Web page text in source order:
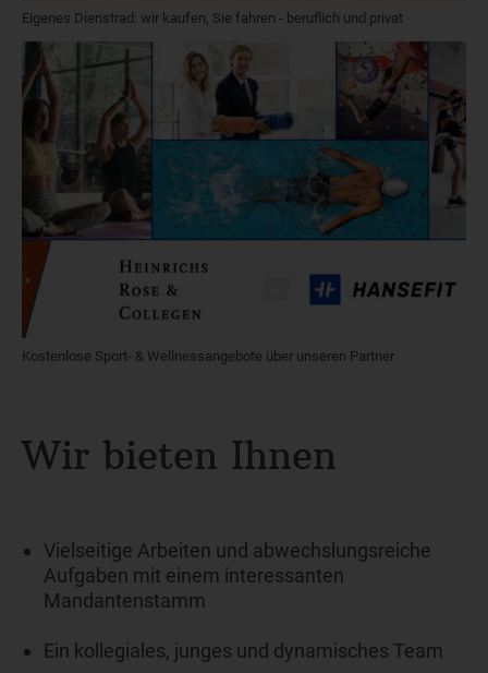
Eigenes Dienstrad: wir kaufen, Sie fahren - beruflich und privat
Kostenlose Sport- & Wellnessangebote über unseren Partner
Wir bieten Ihnen
Vielseitige Arbeiten und abwechslungsreiche
Aufgaben mit einem interessanten
Mandantenstamm
Ein kollegiales, junges und dynamisches Team